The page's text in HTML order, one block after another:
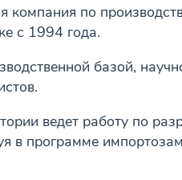
по
с 1994 года.
базой,
ведет работу по
в программе